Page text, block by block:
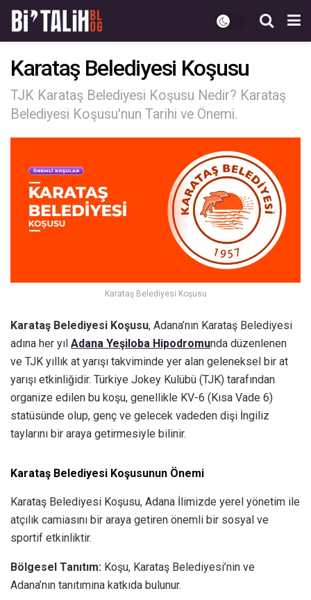
Karataş Belediyesi Koşusu
TJK Karataş Belediyesi Koşusu Nedir? Karataş
Belediyesi Koşusu'nun Tarihi ve Önemi.
Karataş Belediyesi Koşusu
Karataş Belediyesi Koşusu, Adana’nın Karataş Belediyesi
adına her yıl Adana Yeşiloba Hipodromunda düzenlenen
ve TJK yıllık at yarışı takviminde yer alan geleneksel bir at
yarışı etkinliğidir. Türkiye Jokey Kulübü (TJK) tarafından
organize edilen bu koşu, genellikle KV-6 (Kısa Vade 6)
statüsünde olup, genç ve gelecek vadeden dişi İngiliz
taylarını bir araya getirmesiyle bilinir.
Karataş Belediyesi Koşusunun Önemi
Karataş Belediyesi Koşusu, Adana İlimizde yerel yönetim ile
atçılık camiasını bir araya getiren önemli bir sosyal ve
sportif etkinliktir.
Bölgesel Tanıtım: Koşu, Karataş Belediyesi’nin ve
Adana’nın tanıtımına katkıda bulunur.